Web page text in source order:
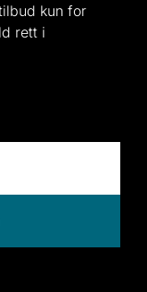
kun for
rett i